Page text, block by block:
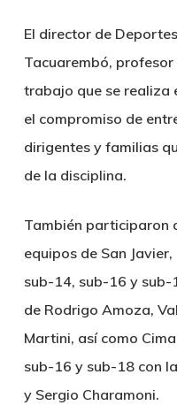
El director de
Tacuarembó,
trabajo que se realiza
el compromiso de
dirigentes y familias
de la disciplina.
También participaron
equipos de San
sub-14, sub-16 y sub-
de Rodrigo Amoza,
Martini, así como
sub-16 y sub-18 con
y Sergio Charamoni.